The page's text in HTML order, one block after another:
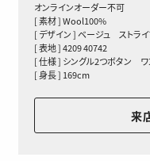
オンラインオーダー不可
[ 素材 ] Wool100%
[ デザイン ] ベージュ ストラ
[ 表地 ] 4209 40742
[ 仕様 ] シングル2つボタン
[ 身長 ] 169cm
来